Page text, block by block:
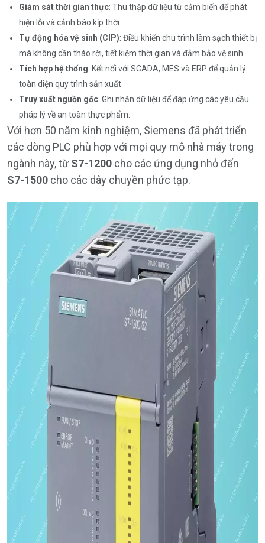
Giám sát thời gian thực: Thu thập dữ liệu từ cảm biến để phát
hiện lỗi và cảnh báo kịp thời.
Tự động hóa vệ sinh (CIP): Điều khiển chu trình làm sạch thiết bị
mà không cần tháo rời, tiết kiệm thời gian và đảm bảo vệ sinh.
Tích hợp hệ thống: Kết nối với SCADA, MES và ERP để quản lý
toàn diện quy trình sản xuất.
Truy xuất nguồn gốc: Ghi nhận dữ liệu để đáp ứng các yêu cầu
pháp lý về an toàn thực phẩm.
Với hơn 50 năm kinh nghiệm, Siemens đã phát triển
các dòng PLC phù hợp với mọi quy mô nhà máy trong
ngành này, từS7-1200 cho các ứng dụng nhỏ đến
S7-1500 cho các dây chuyền phức tạp.